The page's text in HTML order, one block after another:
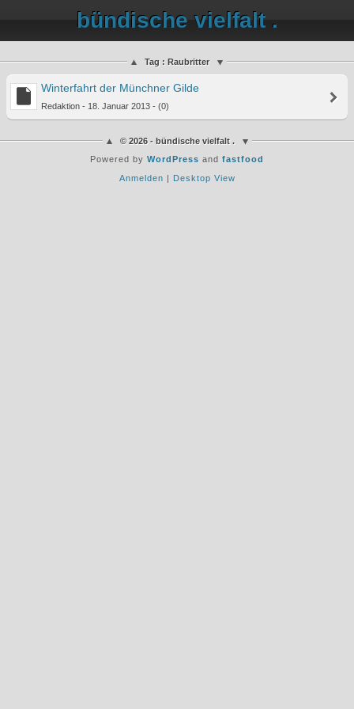
bündische vielfalt .
Tag : Raubritter
Winterfahrt der Münchner Gilde
Redaktion - 18. Januar 2013 - (0)
© 2026 - bündische vielfalt .
Powered by WordPress and fastfood
Anmelden | Desktop View